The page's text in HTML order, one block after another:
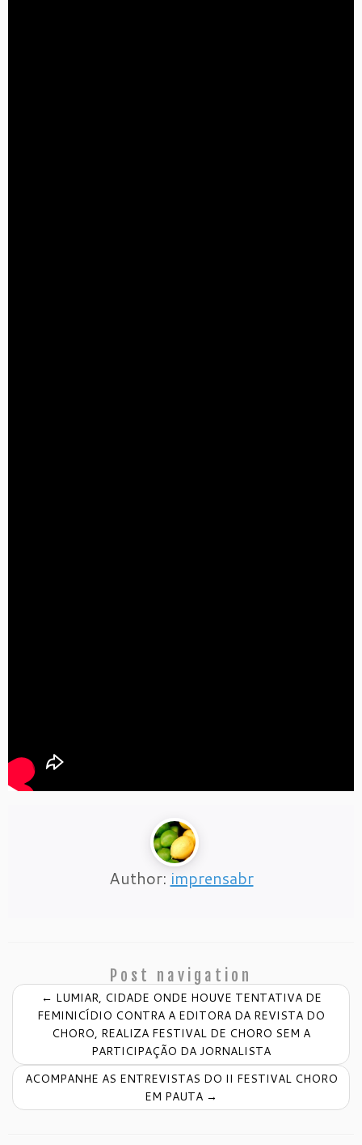
Author: imprensabr
Post navigation
← LUMIAR, CIDADE ONDE HOUVE TENTATIVA DE
FEMINICÍDIO CONTRA A EDITORA DA REVISTA DO
CHORO, REALIZA FESTIVAL DE CHORO SEM A
PARTICIPAÇÃO DA JORNALISTA
ACOMPANHE AS ENTREVISTAS DO II FESTIVAL CHORO
EM PAUTA →